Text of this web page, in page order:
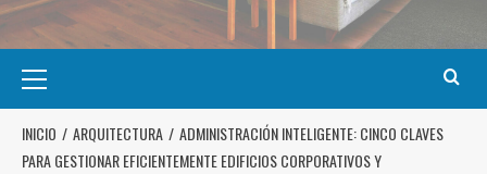
INICIO ARQUITECTURA
ADMINISTRACIÓN INTELIGENTE: CINCO CLAVES
PARA GESTIONAR EFICIENTEMENTE EDIFICIOS CORPORATIVOS Y